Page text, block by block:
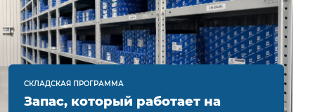
СКЛАДСКАЯ ПРОГРАММА
Запас, который работает на